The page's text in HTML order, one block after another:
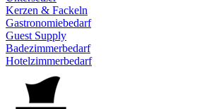
Kerzen & Fackeln
Gastronomiebedarf
Guest Supply
Badezimmerbedarf
Hotelzimmerbedarf